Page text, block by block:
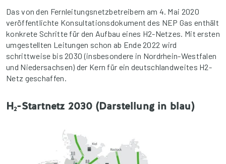
Das von den Fernleitungsnetzbetreibern am 4. Mai 2020
veröffentlichte Konsultationsdokument des NEP Gas enthält
konkrete Schritte für den Aufbau eines H2-Netzes. Mit ersten
umgestellten Leitungen schon ab Ende 2022 wird
schrittweise bis 2030 (insbesondere in Nordrhein-Westfalen
und Niedersachsen) der Kern für ein deutschlandweites H2-
Netz geschaffen.
H2-Startnetz 2030 (Darstellung in blau)